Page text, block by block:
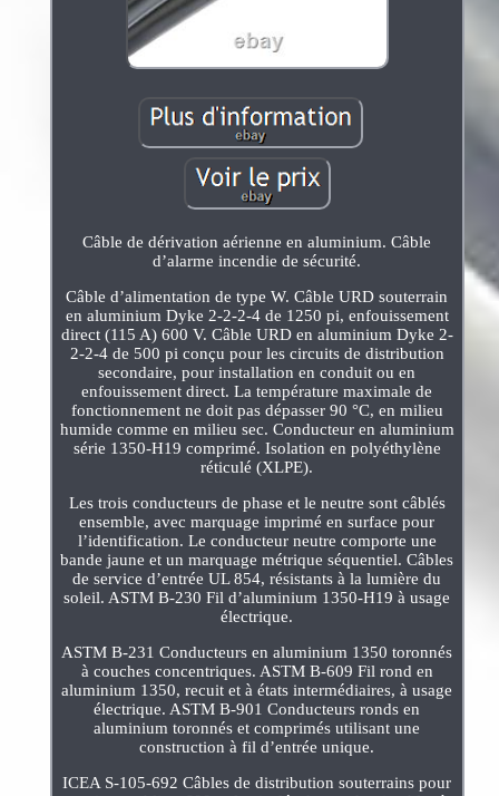
Câble de dérivation aérienne en aluminium. Câble
d’alarme incendie de sécurité.
Câble d’alimentation de type W. Câble URD souterrain
en aluminium Dyke 2-2-2-4 de 1250 pi, enfouissement
direct (115 A) 600 V. Câble URD en aluminium Dyke 2-
2-2-4 de 500 pi conçu pour les circuits de distribution
secondaire, pour installation en conduit ou en
enfouissement direct. La température maximale de
fonctionnement ne doit pas dépasser 90 °C, en milieu
humide comme en milieu sec. Conducteur en aluminium
série 1350-H19 comprimé. Isolation en polyéthylène
réticulé (XLPE).
Les trois conducteurs de phase et le neutre sont câblés
ensemble, avec marquage imprimé en surface pour
l’identification. Le conducteur neutre comporte une
bande jaune et un marquage métrique séquentiel. Câbles
de service d’entrée UL 854, résistants à la lumière du
soleil. ASTM B-230 Fil d’aluminium 1350-H19 à usage
électrique.
ASTM B-231 Conducteurs en aluminium 1350 toronnés
à couches concentriques. ASTM B-609 Fil rond en
aluminium 1350, recuit et à états intermédiaires, à usage
électrique. ASTM B-901 Conducteurs ronds en
aluminium toronnés et comprimés utilisant une
construction à fil d’entrée unique.
ICEA S-105-692 Câbles de distribution souterrains pour